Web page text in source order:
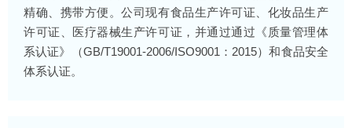
精确、携带方便。公司现有食品生产许可证、化妆品生产
许可证、医疗器械生产许可证，并通过通过《质量管理体
系认证》（GB/T19001-2006/ISO9001：2015）和食品安全
体系认证。